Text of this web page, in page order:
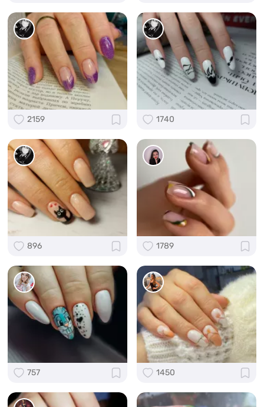
2159 1740
896 1789
757 1450